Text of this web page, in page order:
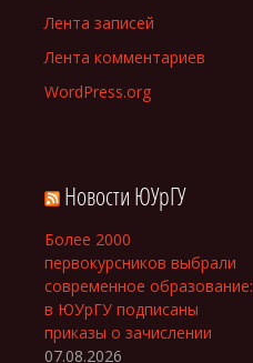
Лента записей
Лента комментариев
WordPress.org
Новости ЮУрГУ
Более 2000
первокурсников выбрали
современное образование:
в ЮУрГУ подписаны
приказы о зачислении
07.08.2026